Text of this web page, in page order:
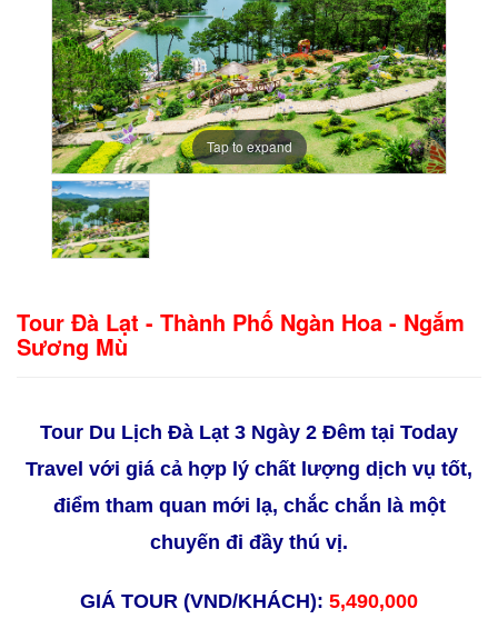
Tap to expand
Tour Đà Lạt - Thành Phố Ngàn Hoa - Ngắm
Sương Mù
Tour Du Lịch Đà Lạt 3 Ngày 2 Đêm tại Today
Travel với giá cả hợp lý chất lượng dịch vụ tốt,
điểm tham quan mới lạ, chắc chắn là một
chuyến đi đầy thú vị.
GIÁ TOUR (VND/KHÁCH): 5,490,000